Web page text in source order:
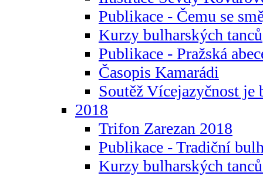
Publikace - Čemu se
Kurzy bulharských tanců
Publikace - Pražská
Časopis Kamarádi
Soutěž Vícejazyčnost je
2018
Trifon Zarezan 2018
Publikace - Tradiční
Kurzy bulharských